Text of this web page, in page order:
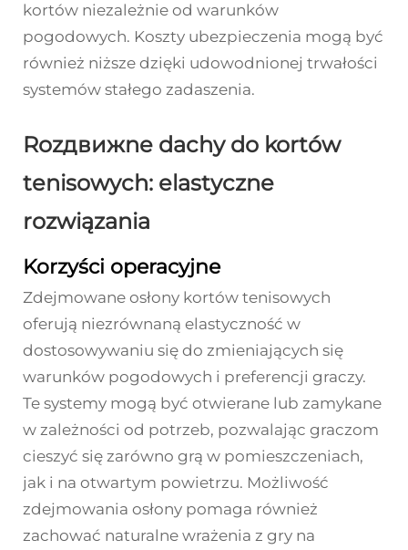
kortów niezależnie od warunków
pogodowych. Koszty ubezpieczenia mogą być
również niższe dzięki udowodnionej trwałości
systemów stałego zadaszenia.
Rozдвижne dachy do kortów
tenisowych: elastyczne
rozwiązania
Korzyści operacyjne
Zdejmowane osłony kortów tenisowych
oferują niezrównaną elastyczność w
dostosowywaniu się do zmieniających się
warunków pogodowych i preferencji graczy.
Te systemy mogą być otwierane lub zamykane
w zależności od potrzeb, pozwalając graczom
cieszyć się zarówno grą w pomieszczeniach,
jak i na otwartym powietrzu. Możliwość
zdejmowania osłony pomaga również
zachować naturalne wrażenia z gry na